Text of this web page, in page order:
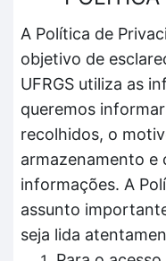
A Política de
objetivo de
UFRGS utiliza as
queremos
recolhidos, o
armazenamento e
informações. A
assunto
seja lida